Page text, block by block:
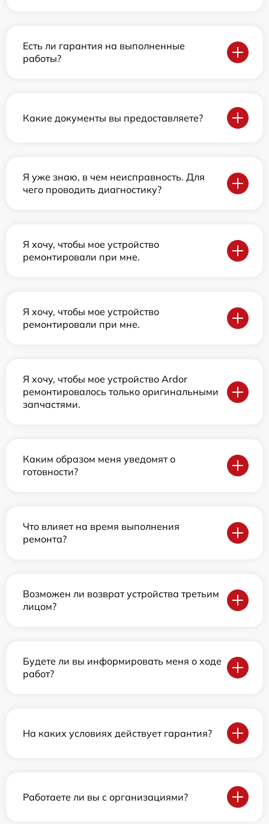
Есть ли гарантия на выполненные
работы?
Какие документы вы предоставляете?
Я уже знаю, в чем неисправность. Для
чего проводить диагностику?
Я хочу, чтобы мое устройство
ремонтировали при мне.
Я хочу, чтобы мое устройство
ремонтировали при мне.
Я хочу, чтобы мое устройство Ardor
ремонтировалось только оригинальными
запчастями.
Каким образом меня уведомят о
готовности?
Что влияет на время выполнения
ремонта?
Возможен ли возврат устройства третьим
лицом?
Будете ли вы информировать меня о ходе
работ?
На каких условиях действует гарантия?
Работаете ли вы с организациями?